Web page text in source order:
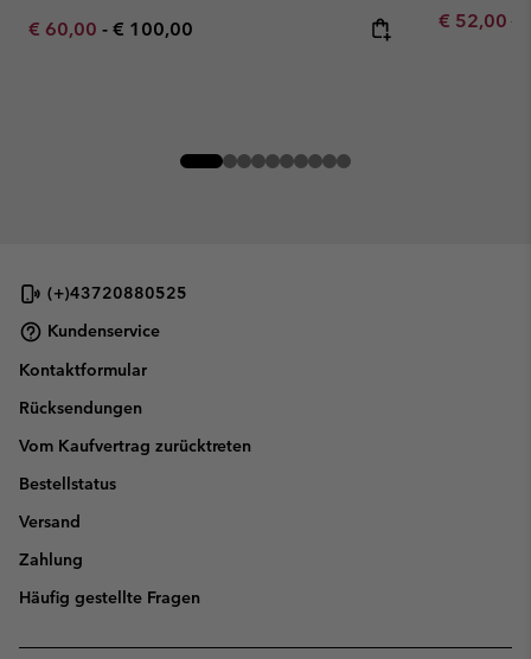
Minimum sale price:
€ 60,00 - Maximum price:
€ 100,00 Sale price:
€ 52,00€
(+)43720880525
Kundenservice
Kontaktformular
Rücksendungen
Vom Kaufvertrag zurücktreten
Bestellstatus
Versand
Zahlung
Häufig gestellte Fragen